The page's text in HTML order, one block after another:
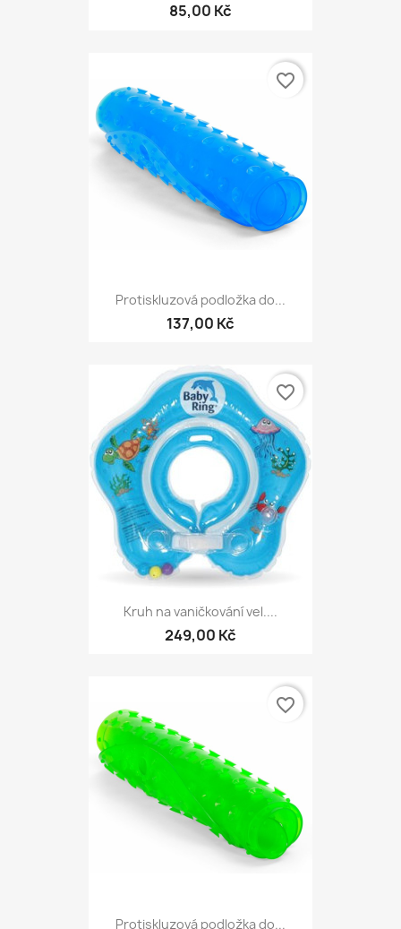
85,00 Kč
Protiskluzová podložka do...
137,00 Kč
favorite_border
Kruh na vaničkování vel....
249,00 Kč
favorite_border
Protiskluzová podložka do...
favorite_border